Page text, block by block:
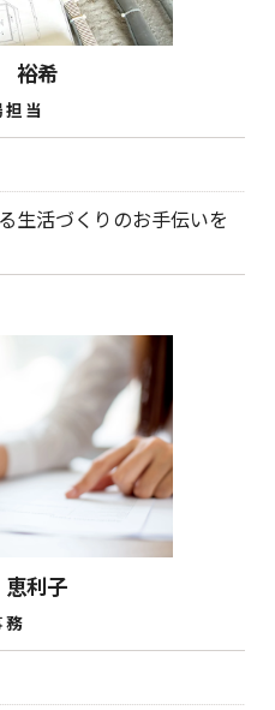
裕希
当
生活づくりのお手伝いを
利子
務